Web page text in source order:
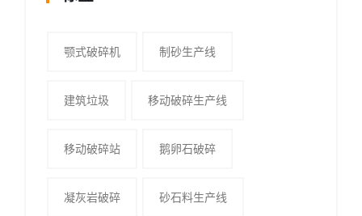
颚式破碎机 制砂生产线
建筑垃圾 移动破碎生产线
移动破碎站 鹅卵石破碎
凝灰岩破碎 砂石料生产线